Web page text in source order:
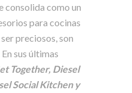
consolida como un
para cocinas
preciosos, son
sus últimas
Together, Diesel
Social Kitchen y